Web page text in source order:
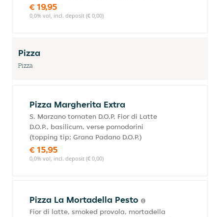
€ 19,95
0,0% vol, incl. deposit (€ 0,00)
Pizza
Pizza
Pizza Margherita Extra
S. Marzano tomaten D.O.P, Fior di Latte
D.O.P., basilicum, verse pomodorini
(topping tip; Grana Padano D.O.P.)
€ 15,95
0,0% vol, incl. deposit (€ 0,00)
Pizza La Mortadella Pesto
Fior di latte, smoked provola, mortadella